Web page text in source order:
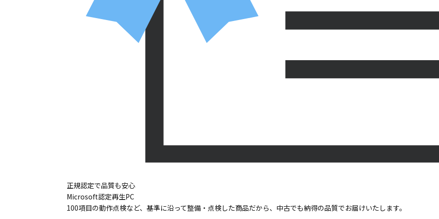
正規認定で品質も安心
Microsoft認定再生PC
100項目の動作点検など、基準に沿って整備・点検した商品だから、中古でも納得の品質でお届けいたします。